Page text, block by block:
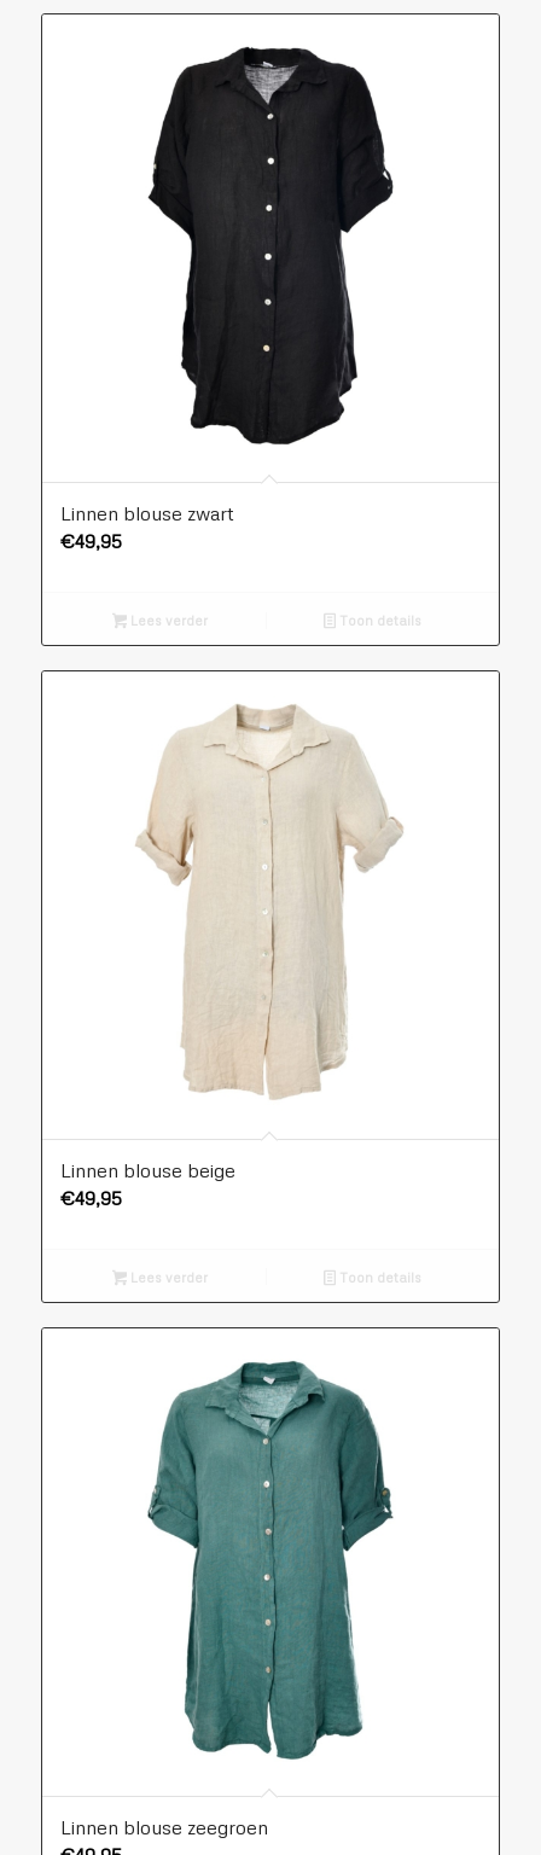
Linnen blouse zwart
€49,95
Lees verder Toon details
Linnen blouse beige
€49,95
Lees verder Toon details
Linnen blouse zeegroen